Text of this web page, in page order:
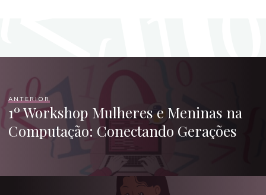
ANTERIOR
1º Workshop Mulheres e Meninas na
Computação: Conectando Gerações